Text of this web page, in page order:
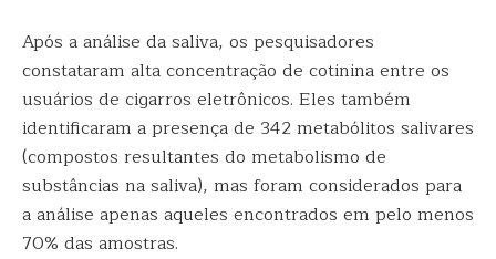
Após a análise da saliva, os pesquisadores
constataram alta concentração de cotinina entre os
usuários de cigarros eletrônicos. Eles também
identificaram a presença de 342 metabólitos salivares
(compostos resultantes do metabolismo de
substâncias na saliva), mas foram considerados para
a análise apenas aqueles encontrados em pelo menos
70% das amostras.